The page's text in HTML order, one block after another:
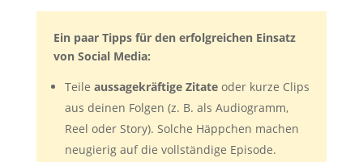
Ein paar Tipps für den erfolgreichen Einsatz
von Social Media:
Teile aussagekräftige Zitateoder kurze Clips
aus deinen Folgen (z. B. als Audiogramm,
Reel oder Story). Solche Häppchen machen
neugierig auf die vollständige Episode.